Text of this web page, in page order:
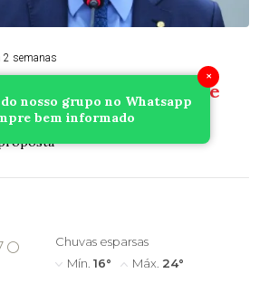
×
nosso grupo no Whatsapp
bem informado
2 semanas
que cooperativas de
área de atuação
Chuvas esparsas
Mín. 16° Máx. 24°